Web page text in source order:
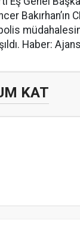
Bakırhan’ın
Haber:
KAT